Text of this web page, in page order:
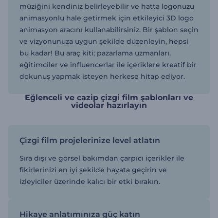
müziğini kendiniz belirleyebilir ve hatta logonuzu
animasyonlu hale getirmek için etkileyici 3D logo
animasyon aracını kullanabilirsiniz. Bir şablon seçin
ve vizyonunuza uygun şekilde düzenleyin, hepsi
bu kadar! Bu araç kiti; pazarlama uzmanları,
eğitimciler ve influencerlar ile içeriklere kreatif bir
dokunuş yapmak isteyen herkese hitap ediyor.
Eğlenceli ve cazip çizgi film şablonları ve
videolar hazırlayın
Çizgi film projelerinize level atlatın
Sıra dışı ve görsel bakımdan çarpıcı içerikler ile
fikirlerinizi en iyi şekilde hayata geçirin ve
izleyiciler üzerinde kalıcı bir etki bırakın.
Hikaye anlatımınıza güç katın